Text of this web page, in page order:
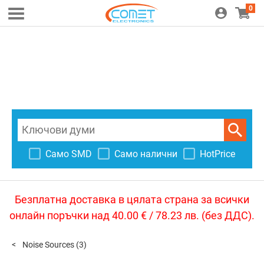
0
Само SMD Само налични HotPrice
Безплатна доставка в цялата страна за всички
онлайн поръчки над 40.00 € / 78.23 лв. (без ДДС).
Noise Sources (3)